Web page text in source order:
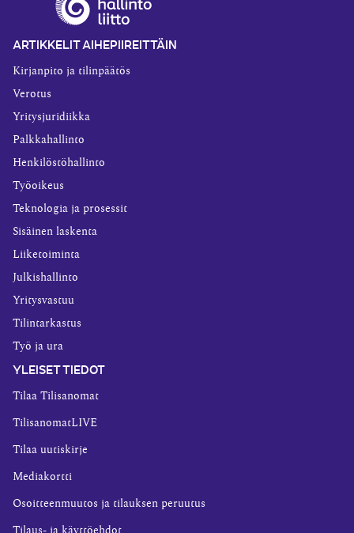
ARTIKKELIT AIHEPIIREITTÄIN
Kirjanpito ja tilinpäätös
Verotus
Yritysjuridiikka
Palkkahallinto
Henkilöstöhallinto
Työoikeus
Teknologia ja prosessit
Sisäinen laskenta
Liiketoiminta
Julkishallinto
Yritysvastuu
Tilintarkastus
Työ ja ura
YLEISET TIEDOT
Tilaa Tilisanomat
TilisanomatLIVE
Tilaa uutiskirje
Mediakortti
Osoitteenmuutos ja tilauksen peruutus
Tilaus- ja käyttöehdot